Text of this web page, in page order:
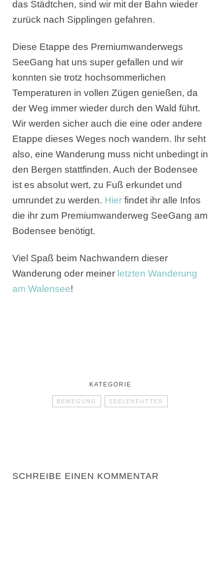
das Städtchen, sind wir mit der Bahn wieder
zurück nach Sipplingen gefahren.
Diese Etappe des Premiumwanderwegs
SeeGang hat uns super gefallen und wir
konnten sie trotz hochsommerlichen
Temperaturen in vollen Zügen genießen, da
der Weg immer wieder durch den Wald führt.
Wir werden sicher auch die eine oder andere
Etappe dieses Weges noch wandern. Ihr seht
also, eine Wanderung muss nicht unbedingt in
den Bergen stattfinden. Auch der Bodensee
ist es absolut wert, zu Fuß erkundet und
umrundet zu werden. Hier findet ihr alle Infos
die ihr zum Premiumwanderweg SeeGang am
Bodensee benötigt.
Viel Spaß beim Nachwandern dieser
Wanderung oder meiner letzten Wanderung
am Walensee!
KATEGORIE
BEWEGUNG SEELENFUTTER
SCHREIBE EINEN KOMMENTAR